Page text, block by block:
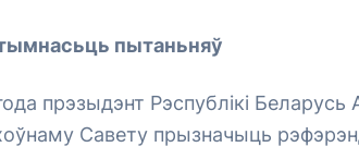
пытаньняў
прэзыдэнт Рэспублікі
Савету прызначыць